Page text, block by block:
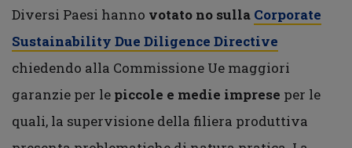
Diversi Paesi hanno votato no sulla Corporate
Sustainability Due Diligence Directive
chiedendo alla Commissione Ue maggiori
garanzie per le piccole e medie imprese per le
quali, la supervisione della filiera produttiva